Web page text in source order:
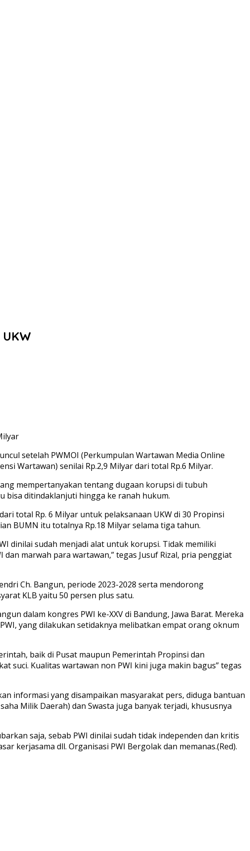
setelah PWMOI (Perkumpulan Wartawan Media Online
Wartawan) senilai Rp.2,9 Milyar dari total Rp.6 Milyar.
mempertanyakan tentang dugaan korupsi di tubuh
bisa ditindaklanjuti hingga ke ranah hukum.
total Rp. 6 Milyar untuk pelaksanaan UKW di 30 Propinsi
BUMN itu totalnya Rp.18 Milyar selama tiga tahun.
dinilai sudah menjadi alat untuk korupsi. Tidak memiliki
marwah para wartawan,” tegas Jusuf Rizal, pria penggiat
Ch. Bangun, periode 2023-2028 serta mendorong
KLB yaitu 50 persen plus satu.
dalam kongres PWI ke-XXV di Bandung, Jawa Barat. Mereka
yang dilakukan setidaknya melibatkan empat orang oknum
baik di Pusat maupun Pemerintah Propinsi dan
suci. Kualitas wartawan non PWI kini juga makin bagus” tegas
informasi yang disampaikan masyarakat pers, diduga bantuan
Milik Daerah) dan Swasta juga banyak terjadi, khususnya
saja, sebab PWI dinilai sudah tidak independen dan kritis
kerjasama dll. Organisasi PWI Bergolak dan memanas.(Red).